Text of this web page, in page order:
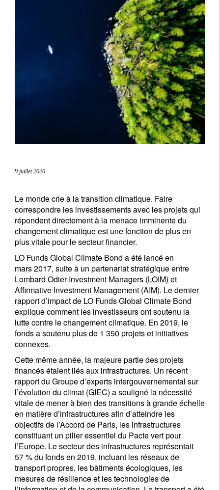
9 juillet 2020
Le monde crie à la transition climatique. Faire
correspondre les investissements avec les projets qui
répondent directement à la menace imminente du
changement climatique est une fonction de plus en
plus vitale pour le secteur financier.
LO Funds Global Climate Bond a été lancé en
mars 2017, suite à un partenariat stratégique entre
Lombard Odier Investment Managers (LOIM) et
Affirmative Investment Management (AIM). Le dernier
rapport d’impact de LO Funds Global Climate Bond
explique comment les investisseurs ont soutenu la
lutte contre le changement climatique. En 2019, le
fonds a soutenu plus de 1 350 projets et initiatives
connexes.
Cette même année, la majeure partie des projets
financés étaient liés aux infrastructures. Un récent
rapport du Groupe d’experts intergouvernemental sur
l’évolution du climat (GIEC) a souligné la nécessité
vitale de mener à bien des transitions à grande échelle
en matière d’infrastructures afin d’atteindre les
objectifs de l’Accord de Paris, les infrastructures
constituant un pilier essentiel du Pacte vert pour
l’Europe. Le secteur des infrastructures représentait
57 % du fonds en 2019, incluant les réseaux de
transport propres, les bâtiments écologiques, les
mesures de résilience et les technologies de